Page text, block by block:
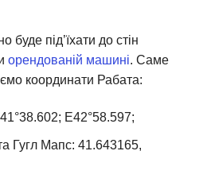
буде під’їхати до стін
орендованій машині. Саме
координати Рабата:
Е42°58.597;
Гугл Мапс: 41.643165,